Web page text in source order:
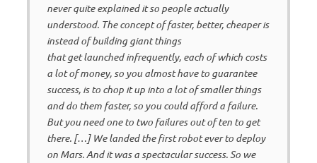
never quite explained it so people actually
understood. The concept of faster, better, cheaper is
instead of building giant things
that get launched infrequently, each of which costs
a lot of money, so you almost have to guarantee
success, is to chop it up into a lot of smaller things
and do them faster, so you could afford a failure.
But you need one to two failures out of ten to get
there. […] We landed the first robot ever to deploy
on Mars. And it was a spectacular success. So we